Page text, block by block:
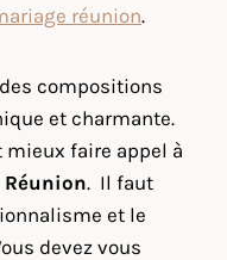
réunion.
compositions
et charmante.
mieux faire appel à
Réunion. Il faut
et le
devez vous